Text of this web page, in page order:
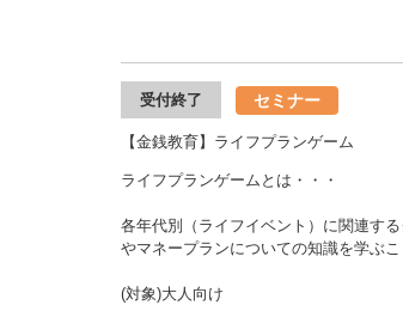
受付終了 セミナー
【金銭教育】ライフプランゲーム
ライフプランゲームとは・・・
各年代別（ライフイベント）に関連す
やマネープランについての知識を学ぶこ
(対象)大人向け